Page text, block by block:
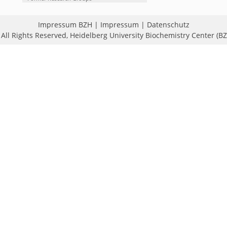
Impressum BZH | Impressum | Datenschutz
Rights Reserved, Heidelberg University Biochemistry Center